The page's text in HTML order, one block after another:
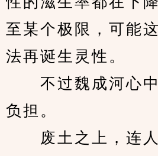
至某个极限，可能
法再诞生灵性。
不过魏成河心中
负担。
废土之上，连人